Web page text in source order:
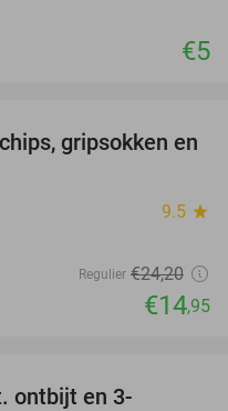
€5
38%
gripsokken en
9.5 star
Regulier €24,20
€14,95
ontbijt en 3-